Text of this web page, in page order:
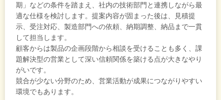
期」などの条件を踏まえ、社内の技術部門と連携しながら最
適な仕様を検討します。提案内容が固まった後は、見積提
示、受注対応、製造部門への依頼、納期調整、納品まで一貫
して担当します。
顧客からは製品の企画段階から相談を受けることも多く、課
題解決型の営業として深い信頼関係を築ける点が大きなやり
がいです。
競合が少ない分野のため、営業活動が成果につながりやすい
環境でもあります。